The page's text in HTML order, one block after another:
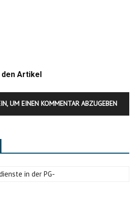
den Artikel
UM EINEN KOMMENTAR ABZUGEBEN
in der PG-